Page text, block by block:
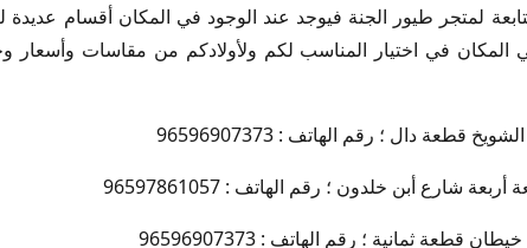
لمتجر طيور الجنة فيوجد عند الوجود في المكان أقسام عديدة
المكان في اختيار المناسب لكم ولأولادكم من مقاسات وأسعار
دال ؛ رقم الهاتف : 96596907373
أبن خلدون ؛ رقم الهاتف : 96597861057
ثمانية ؛ رقم الهاتف : 96596907373